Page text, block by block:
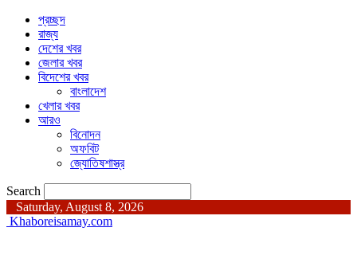
প্রচ্ছদ
রাজ্য
দেশের খবর
জেলার খবর
বিদেশের খবর
বাংলাদেশ
খেলার খবর
আরও
বিনোদন
অফবিট
জ্যোতিষশাস্ত্র
Search
Saturday, August 8, 2026
Khaboreisamay.com